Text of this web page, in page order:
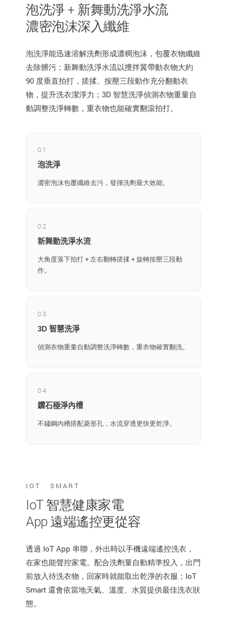
泡洗淨 + 新舞動洗淨水流
濃密泡沫深入纖維
泡洗淨能迅速溶解洗劑形成濃稠泡沫，包覆衣物纖維
去除髒污；新舞動洗淨水流以攪拌翼帶動衣物大約
90 度垂直拍打，搓揉、按壓三段動作充分翻動衣
物，提升洗衣潔淨力；3D 智慧洗淨偵測衣物重量自
動調整洗淨轉數，重衣物也能確實翻滾拍打。
01
泡洗淨
濃密泡沫包覆纖維去污，發揮洗劑最大效能。
02
新舞動洗淨水流
大角度落下拍打 + 左右翻轉搓揉 + 旋轉按壓三段動
作。
03
3D 智慧洗淨
偵測衣物重量自動調整洗淨轉數，重衣物確實翻洗。
04
鑽石極淨內槽
不鏽鋼內槽搭配菱形孔，水流穿透更快更乾淨。
IOT SMART
IoT 智慧健康家電
App 遠端遙控更從容
透過 IoT App 串聯，外出時以手機遠端遙控洗衣，
在家也能聲控家電。配合洗劑量自動精準投入，出門
前放入待洗衣物，回家時就能取出乾淨的衣服；IoT
Smart 還會依當地天氣、溫度、水質提供最佳洗衣狀
態。